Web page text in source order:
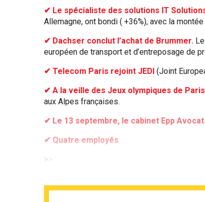
✔ Le spécialiste des solutions IT
Allemagne, ont bondi ( +36%), avec la
✔ Dachser conclut l’achat de Brummer.
européen de transport et d’entreposage de
✔ Telecom Paris rejoint JEDI (Joint
✔ A la veille des Jeux olympiques de
aux Alpes françaises.
✔ Le 13 septembre, le cabinet Epp
✔ Quatre employés
> > ...